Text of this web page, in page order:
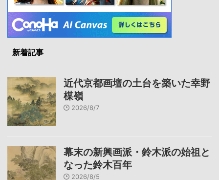
新着記事
近代京都画壇の土台を築いた幸野
楳嶺
2026/8/7
幕末の新興画派・鈴木派の始祖と
なった鈴木百年
2026/8/5